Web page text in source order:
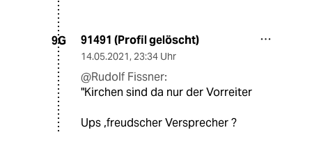
9G 91491 (Profil gelöscht)
14.05.2021, 23:34 Uhr
@Rudolf Fissner:
"Kirchen sind da nur der Vorreiter
Ups ,freudscher Versprecher ?